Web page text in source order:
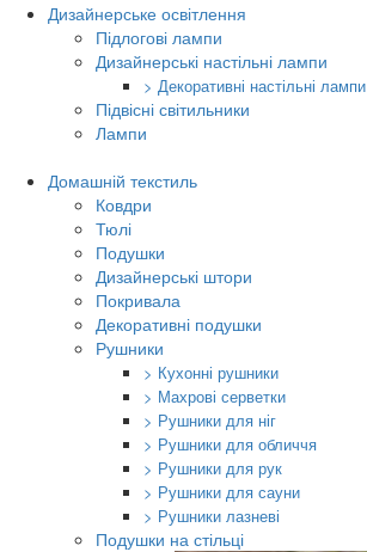
Дизайнерське освітлення
Підлогові лампи
Дизайнерські настільні лампи
> Декоративні настільні лампи
Підвісні світильники
Лампи
Домашній текстиль
Ковдри
Тюлі
Подушки
Дизайнерські штори
Покривала
Декоративні подушки
Рушники
> Кухонні рушники
> Махрові серветки
> Рушники для ніг
> Рушники для обличчя
> Рушники для рук
> Рушники для сауни
> Рушники лазневі
Подушки на стільці